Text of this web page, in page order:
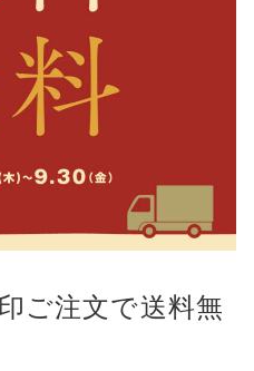
ご注文で送料無